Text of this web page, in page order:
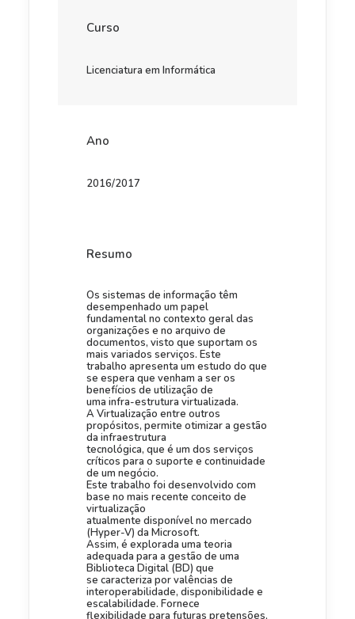
Curso
Licenciatura em Informática
Ano
2016/2017
Resumo
Os sistemas de informação têm
desempenhado um papel
fundamental no contexto geral das
organizações e no arquivo de
documentos, visto que suportam os
mais variados serviços. Este
trabalho apresenta um estudo do que
se espera que venham a ser os
benefícios de utilização de
uma infra-estrutura virtualizada.
A Virtualização entre outros
propósitos, permite otimizar a gestão
da infraestrutura
tecnológica, que é um dos serviços
críticos para o suporte e continuidade
de um negócio.
Este trabalho foi desenvolvido com
base no mais recente conceito de
virtualização
atualmente disponível no mercado
(Hyper-V) da Microsoft.
Assim, é explorada uma teoria
adequada para a gestão de uma
Biblioteca Digital (BD) que
se caracteriza por valências de
interoperabilidade, disponibilidade e
escalabilidade. Fornece
flexibilidade para futuras pretensões,